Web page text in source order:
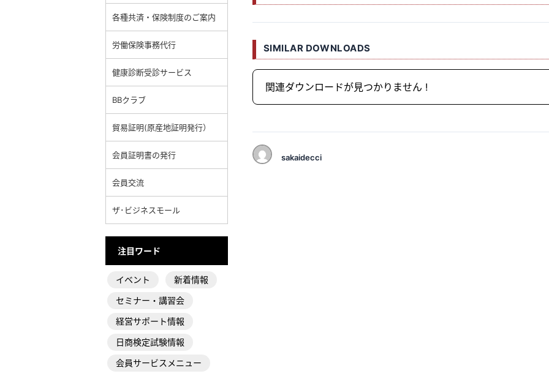
SIMILAR DOWNLOADS
関連ダウンロードが見つかりません !
sakaidecci
各種共済・保険制度のご案内
労働保険事務代行
健康診断受診サービス
BBクラブ
貿易証明(原産地証明発行）
会員証明書の発行
会員交流
ザ･ビジネスモール
注目ワード
イベント
新着情報
セミナー・講習会
経営サポート情報
日商検定試験情報
会員サービスメニュー